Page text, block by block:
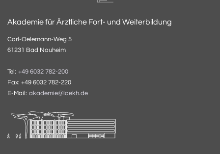
Akademie für Ärztliche Fort- und Weiterbildung
Carl-Oelemann-Weg 5
61231 Bad Nauheim
Tel: +49 6032 782-200
Fax: +49 6032 782-220
E-Mail: akademie@laekh.de